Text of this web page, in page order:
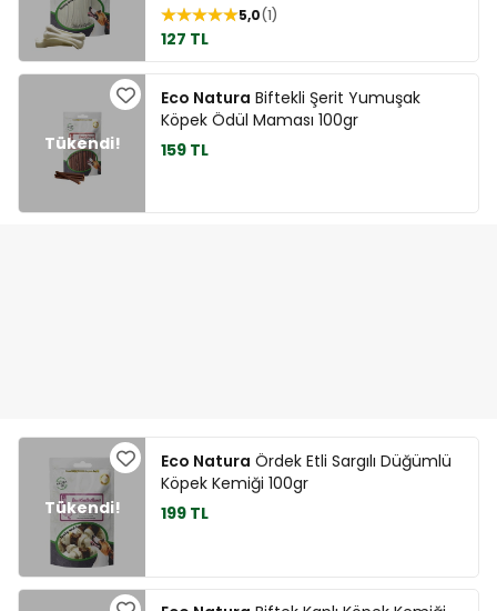
5,0 1
127 TL
Eco Natura Biftekli Şerit Yumuşak
Köpek Ödül Maması 100gr
159 TL
Eco Natura Ördek Etli Sargılı Düğümlü
Köpek Kemiği 100gr
199 TL